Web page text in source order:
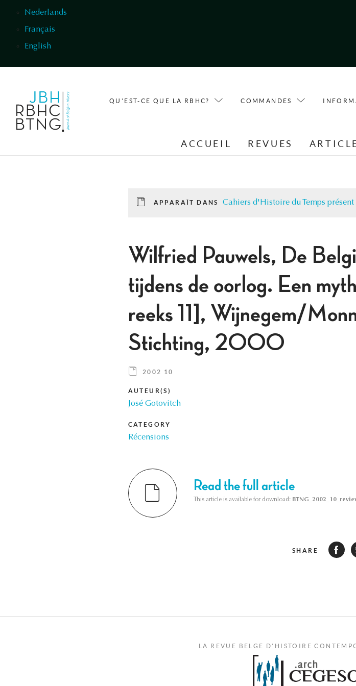
Nederlands
Français
English
QU'EST-CE QUE LA RBHC? COMMANDES
ACCUEIL REVUES
APPARAÎT DANS Cahiers d'Histoire du Temps présent
Wilfried Pauwels, De
tijdens de oorlog. Een
reeks 11], Wijnegem/
Stichting, 2000
2002 10
AUTEUR(S)
José Gotovitch
CATEGORY
Récensions
Read the full article
This article is available for download:
SHARE
LA REVUE BELGE D'HISTOIRE